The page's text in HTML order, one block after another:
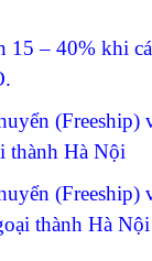
15 – 40% khi
(Freeship)
thành Hà Nội
(Freeship)
thành Hà